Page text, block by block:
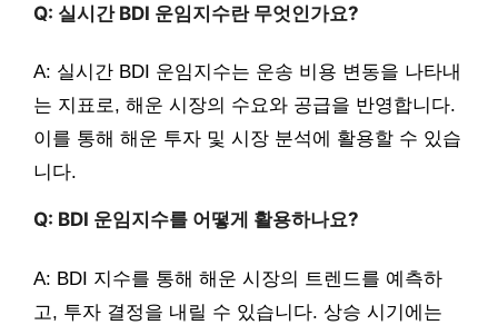
Q: 실시간 BDI 운임지수란 무엇인가요?
A: 실시간 BDI 운임지수는 운송 비용 변동을 나타내
는 지표로, 해운 시장의 수요와 공급을 반영합니다.
이를 통해 해운 투자 및 시장 분석에 활용할 수 있습
니다.
Q: BDI 운임지수를 어떻게 활용하나요?
A: BDI 지수를 통해 해운 시장의 트렌드를 예측하
고, 투자 결정을 내릴 수 있습니다. 상승 시기에는